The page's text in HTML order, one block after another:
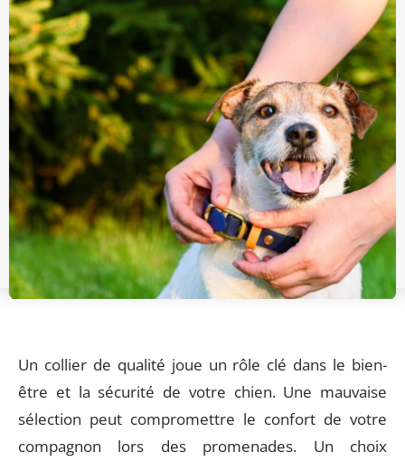
Un collier de qualité joue un rôle clé dans le bien-
être et la sécurité de votre chien. Une mauvaise
sélection peut compromettre le confort de votre
compagnon lors des promenades. Un choix